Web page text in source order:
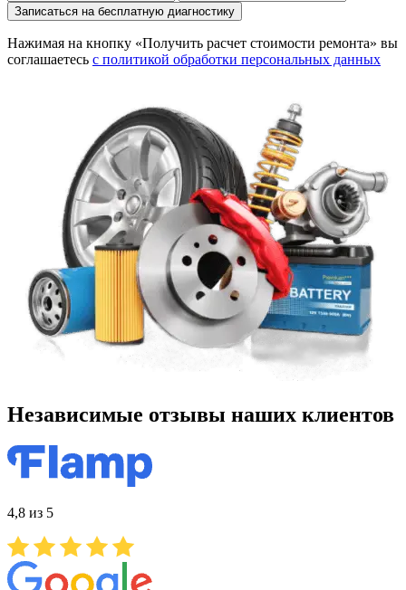
Записаться на бесплатную диагностику
Нажимая на кнопку «Получить расчет стоимости ремонта» вы
соглашаетесь с политикой обработки персональных данных
Независимые отзывы наших клиентов
4,8 из 5